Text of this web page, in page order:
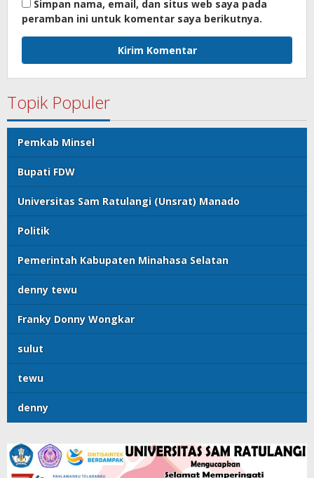
Simpan nama, email, dan situs web saya pada
peramban ini untuk komentar saya berikutnya.
Topik Populer
Pemkab Minsel
Bupati FDW
Universitas Sam Ratulangi (Unsrat) Manado
Politik
Pemerintah Kabupaten Minahasa Selatan
denny tewu
Franky Donny Wongkar
sulut
tewu
denny